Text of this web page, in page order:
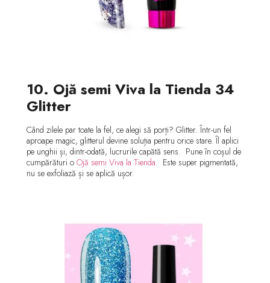
10. Ojă semi Viva la Tienda 34
Glitter
Când zilele par toate la fel, ce alegi să porți? Glitter. Într-un fel
aproape magic, glitterul devine soluția pentru orice stare. Îl aplici
pe unghii și, dintr-odată, lucrurile capătă sens. Pune în coșul de
cumpărături oOjă semi Viva la Tienda. Este super pigmentată,
nu se exfoliază și se aplică ușor.